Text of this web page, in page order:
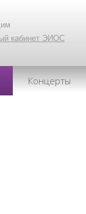
кабинет ЭИОС
Концерты